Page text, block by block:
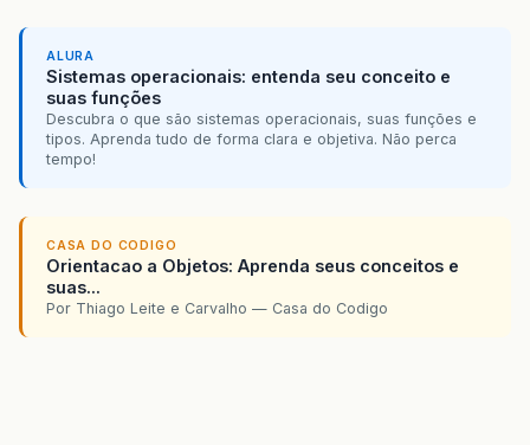
ALURA
Sistemas operacionais: entenda seu conceito e
suas funções
Descubra o que são sistemas operacionais, suas funções e
tipos. Aprenda tudo de forma clara e objetiva. Não perca
tempo!
CASA DO CODIGO
Orientacao a Objetos: Aprenda seus conceitos e
suas...
Por Thiago Leite e Carvalho — Casa do Codigo